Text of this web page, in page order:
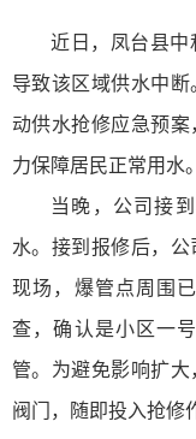
近日，凤台县中
导致该区域供水中
动供水抢修应急预
力保障居民正常用水。
当晚，公司接
水。接到报修后，
现场，爆管点周围
查，确认是小区一
管。为避免影响扩
阀门，随即投入抢修